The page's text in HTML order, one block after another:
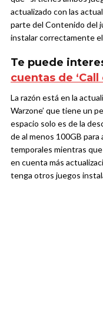
actualizado con las
parte del Contenido del
instalar correctamente
Te puede
cuentas de
La razón está en la
Warzone’ que tiene un
espacio solo es de la
de al menos 100GB
temporales mientras
en cuenta más
tenga otros juegos